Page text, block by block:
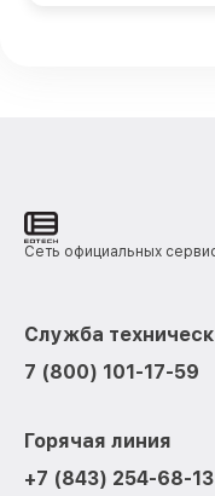
Сеть официальных
Служба
7 (800) 101-17-59
Горячая линия
+7 (843) 254-68-13